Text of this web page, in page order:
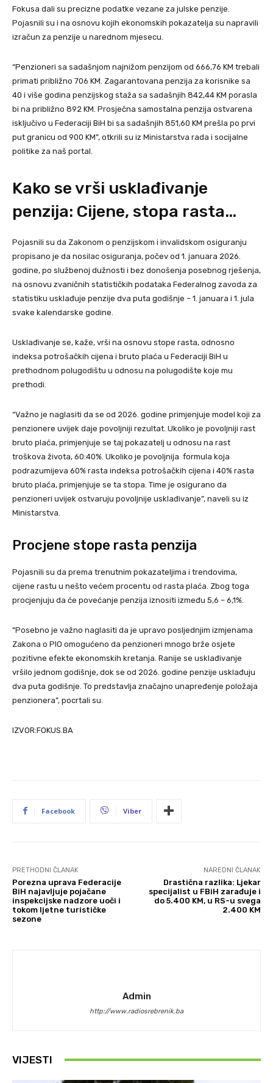
Fokusa dali su precizne podatke vezane za julske penzije.
Pojasnili su i na osnovu kojih ekonomskih pokazatelja su napravili
izračun za penzije u narednom mjesecu.
“Penzioneri sa sadašnjom najnižom penzijom od 666,76 KM trebali
primati približno 706 KM. Zagarantovana penzija za korisnike sa
40 i više godina penzijskog staža sa sadašnjih 842,44 KM porasla
bi na približno 892 KM. Prosječna samostalna penzija ostvarena
isključivo u Federaciji BiH bi sa sadašnjih 851,60 KM prešla po prvi
put granicu od 900 KM”, otkrili su iz Ministarstva rada i socijalne
politike za naš portal.
Kako se vrši usklađivanje
penzija: Cijene, stopa rasta…
Pojasnili su da Zakonom o penzijskom i invalidskom osiguranju
propisano je da nosilac osiguranja, počev od 1. januara 2026.
godine, po službenoj dužnosti i bez donošenja posebnog rješenja,
na osnovu zvaničnih statističkih podataka Federalnog zavoda za
statistiku usklađuje penzije dva puta godišnje – 1. januara i 1. jula
svake kalendarske godine.
Usklađivanje se, kaže, vrši na osnovu stope rasta, odnosno
indeksa potrošačkih cijena i bruto plaća u Federaciji BiH u
prethodnom polugodištu u odnosu na polugodište koje mu
prethodi.
“Važno je naglasiti da se od 2026. godine primjenjuje model koji za
penzionere uvijek daje povoljniji rezultat. Ukoliko je povoljniji rast
bruto plaća, primjenjuje se taj pokazatelj u odnosu na rast
troškova života, 60:40%. Ukoliko je povoljnija formula koja
podrazumijeva 60% rasta indeksa potrošačkih cijena i 40% rasta
bruto plaća, primjenjuje se ta stopa. Time je osigurano da
penzioneri uvijek ostvaruju povoljnije usklađivanje”, naveli su iz
Ministarstva.
Procjene stope rasta penzija
Pojasnili su da prema trenutnim pokazateljima i trendovima,
cijene rastu u nešto većem procentu od rasta plaća. Zbog toga
procjenjuju da će povećanje penzija iznositi između 5,6 – 6,1%.
“Posebno je važno naglasiti da je upravo posljednjim izmjenama
Zakona o PIO omogućeno da penzioneri mnogo brže osjete
pozitivne efekte ekonomskih kretanja. Ranije se usklađivanje
vršilo jednom godišnje, dok se od 2026. godine penzije usklađuju
dva puta godišnje. To predstavlja značajno unapređenje položaja
penzionera”, pocrtali su.
IZVOR:FOKUS.BA
Facebook Viber
PRETHODNI ČLANAK
Porezna uprava Federacije
BiH najavljuje pojačane
inspekcijske nadzore uoči i
tokom ljetne turističke
sezone
NAREDNI ČLANAK
Drastična razlika: Ljekar
specijalist u FBiH zarađuje i
do 5.400 KM, u RS-u svega
2.400 KM
Admin
http://www.radiosrebrenik.ba
VIJESTI